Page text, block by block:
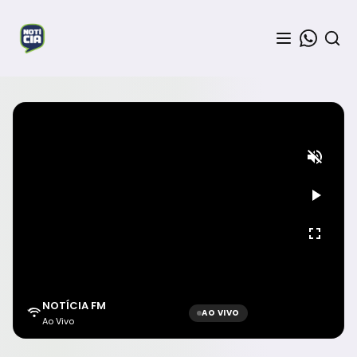
NOTÍCIA FM
Ao Vivo
AO VIVO